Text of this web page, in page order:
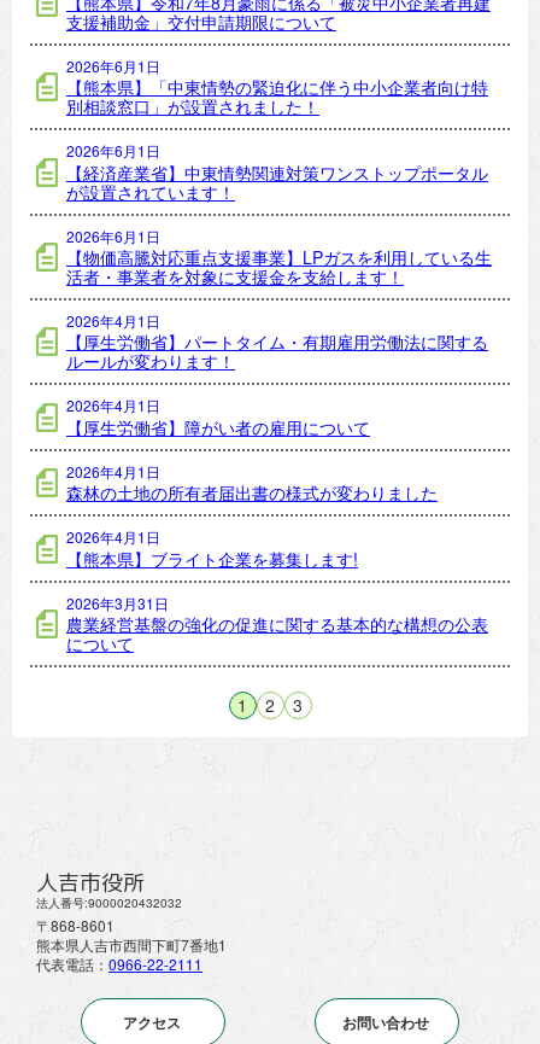
支援補助金」交付申請期限について
2026年6月1日
【熊本県】「中東情勢の緊迫化に伴う中小企業者向け特
別相談窓口」が設置されました！
2026年6月1日
【経済産業省】中東情勢関連対策ワンストップポータル
が設置されています！
2026年6月1日
【物価高騰対応重点支援事業】LPガスを利用している生
活者・事業者を対象に支援金を支給します！
2026年4月1日
【厚生労働省】パートタイム・有期雇用労働法に関する
ルールが変わります！
2026年4月1日
【厚生労働省】障がい者の雇用について
2026年4月1日
森林の土地の所有者届出書の様式が変わりました
2026年4月1日
【熊本県】ブライト企業を募集します!
2026年3月31日
農業経営基盤の強化の促進に関する基本的な構想の公表
について
1 2 3
人吉市役所
法人番号:9000020432032
〒868-8601
熊本県人吉市西間下町7番地1
代表電話： 0966-22-2111
アクセス お問い合わせ